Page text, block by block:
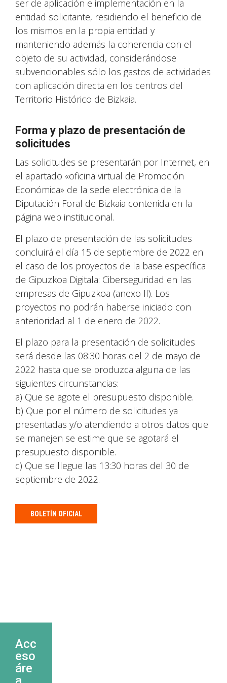
ser de aplicación e implementación en la
entidad solicitante, residiendo el beneficio de
los mismos en la propia entidad y
manteniendo además la coherencia con el
objeto de su actividad, considerándose
subvencionables sólo los gastos de actividades
con aplicación directa en los centros del
Territorio Histórico de Bizkaia.
Forma y plazo de presentación de
solicitudes
Las solicitudes se presentarán por Internet, en
el apartado «oficina virtual de Promoción
Económica» de la sede electrónica de la
Diputación Foral de Bizkaia contenida en la
página web institucional.
El plazo de presentación de las solicitudes
concluirá el día 15 de septiembre de 2022 en
el caso de los proyectos de la base específica
de Gipuzkoa Digitala: Ciberseguridad en las
empresas de Gipuzkoa (anexo II). Los
proyectos no podrán haberse iniciado con
anterioridad al 1 de enero de 2022.
El plazo para la presentación de solicitudes
será desde las 08:30 horas del 2 de mayo de
2022 hasta que se produzca alguna de las
siguientes circunstancias:
a) Que se agote el presupuesto disponible.
b) Que por el número de solicitudes ya
presentadas y/o atendiendo a otros datos que
se manejen se estime que se agotará el
presupuesto disponible.
c) Que se llegue las 13:30 horas del 30 de
septiembre de 2022.
BOLETÍN OFICIAL
Acc
eso
áre